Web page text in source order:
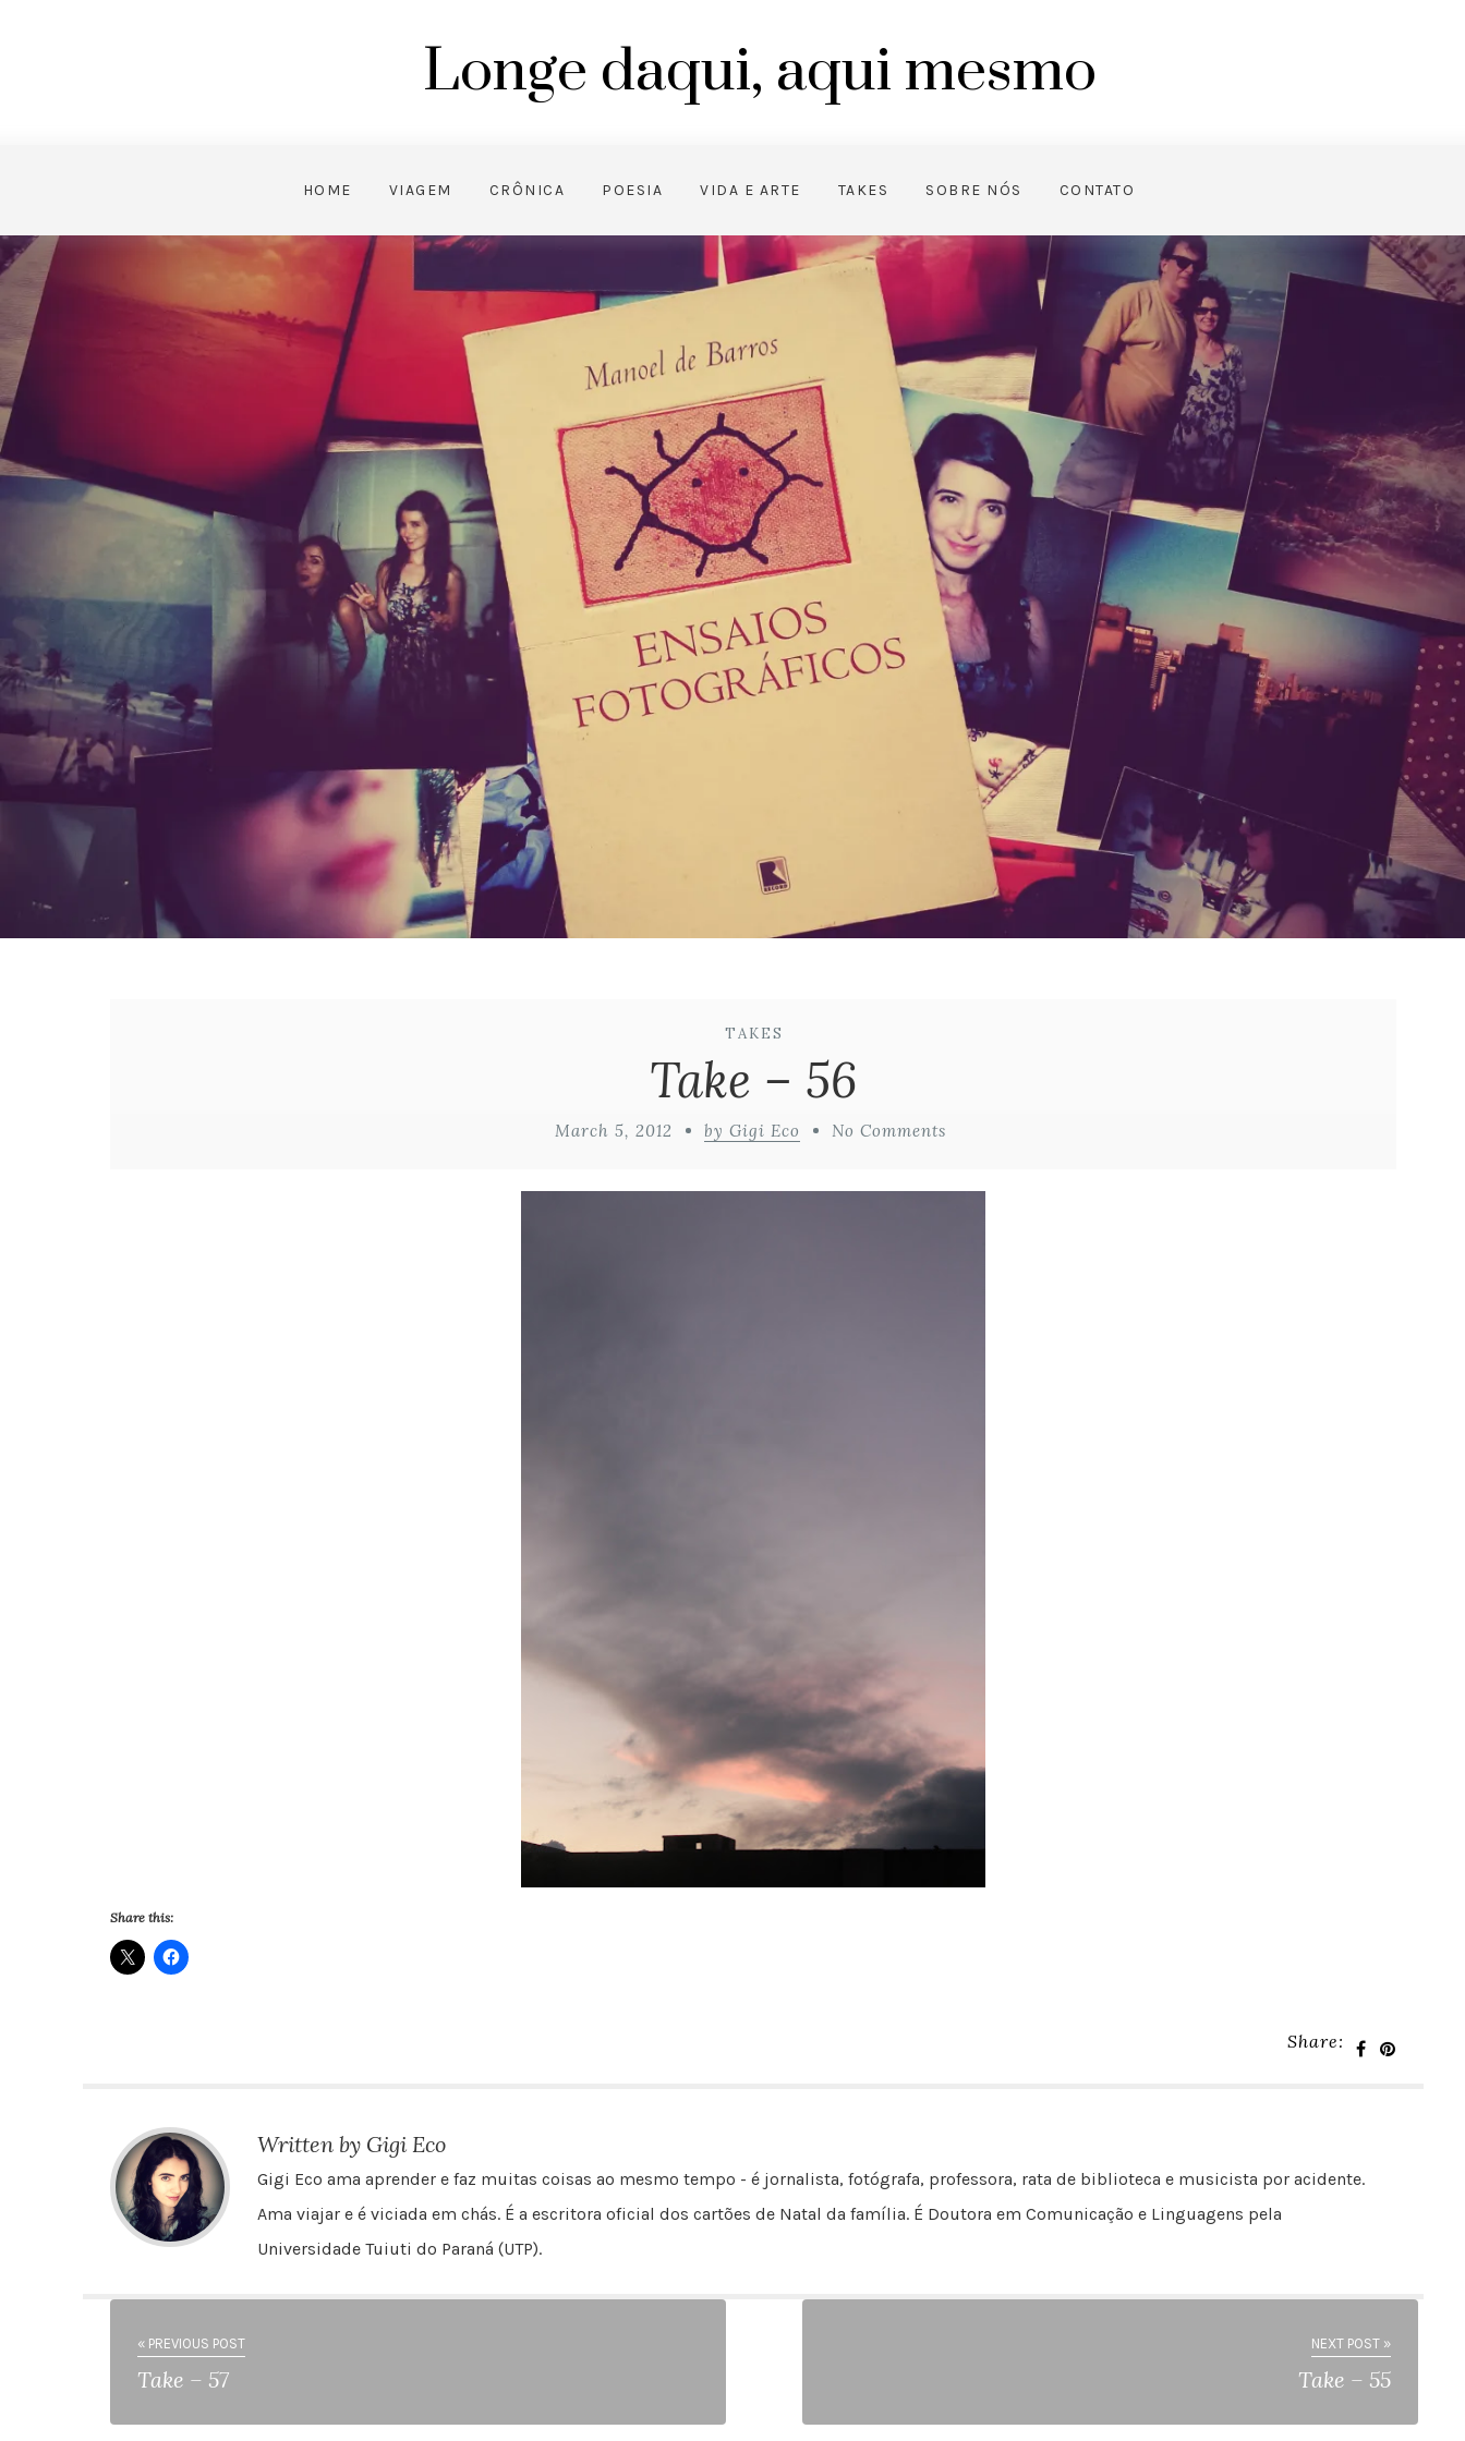
Longe daqui, aqui mesmo
HOME VIAGEM CRÔNICA POESIA VIDA E ARTE TAKES SOBRE NÓS CONTATO
TAKES
Take – 56
March 5, 2012 by Gigi Eco No Comments
Share this:
Share:
Written by Gigi Eco
Gigi Eco ama aprender e faz muitas coisas ao mesmo tempo - é jornalista, fotógrafa, professora, rata de biblioteca e musicista por acidente.
Ama viajar e é viciada em chás. É a escritora oficial dos cartões de Natal da família. É Doutora em Comunicação e Linguagens pela
Universidade Tuiuti do Paraná (UTP).
« PREVIOUS POST
Take – 57
NEXT POST »
Take – 55